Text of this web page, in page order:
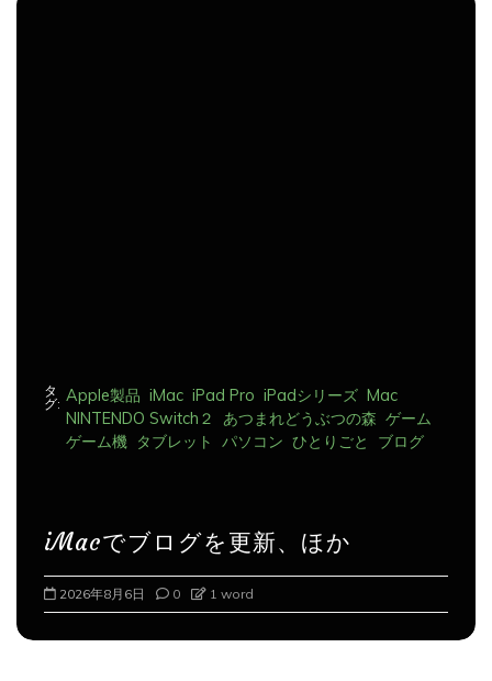
タ
グ: Apple製品 iMac iPad Pro iPadシリーズ Mac
NINTENDO Switch２
あつまれどうぶつの森 ゲーム
ゲーム機 タブレット パソコン ひとりごと ブログ
iMacでブログを更新、ほか
2026年8月7日 0 1 word